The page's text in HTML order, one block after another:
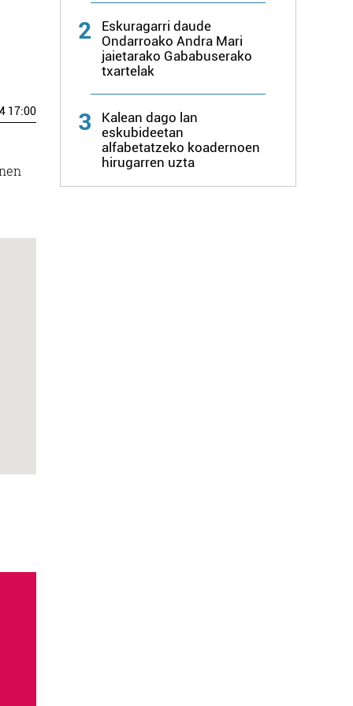
17:00
2
Eskuragarri daude
Ondarroako Andra Mari
jaietarako Gababuserako
txartelak
3
Kalean dago lan
eskubideetan
alfabetatzeko koadernoen
hirugarren uzta